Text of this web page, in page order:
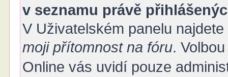
v seznamu právě
V Uživatelském panelu
moji přítomnost na fóru.
Online vás uvidí pouze